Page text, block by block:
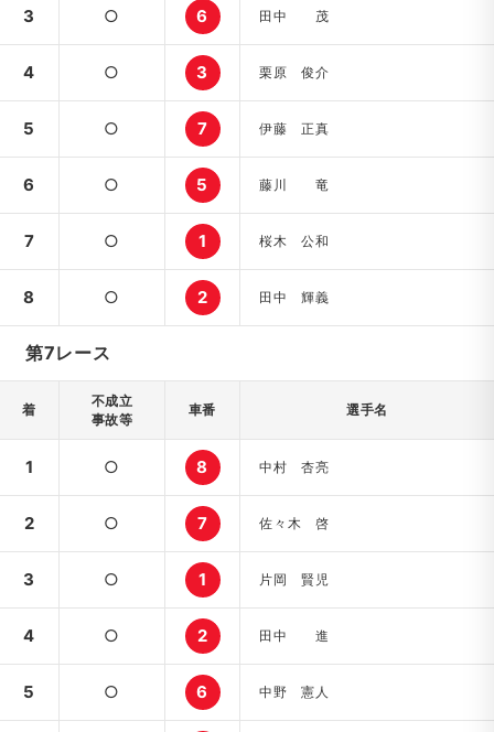
3 ○ 6 田中 茂
4 ○ 3 栗原 俊介
5 ○ 7 伊藤 正真
6 ○ 5 藤川 竜
7 ○ 1 桜木 公和
8 ○ 2 田中 輝義
第7レース
着
不成立
事故等
車番 選手名
1 ○ 8 中村 杏亮
2 ○ 7 佐々木 啓
3 ○ 1 片岡 賢児
4 ○ 2 田中 進
5 ○ 6 中野 憲人